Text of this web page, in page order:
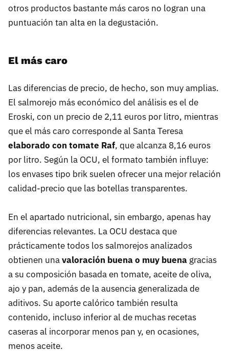
otros productos bastante más caros no logran una
puntuación tan alta en la degustación.
El más caro
Las diferencias de precio, de hecho, son muy amplias.
El salmorejo más económico del análisis es el de
Eroski, con un precio de 2,11 euros por litro, mientras
que el más caro corresponde al Santa Teresa
elaborado con tomate Raf, que alcanza 8,16 euros
por litro. Según la OCU, el formato también influye:
los envases tipo brik suelen ofrecer una mejor relación
calidad-precio que las botellas transparentes.
En el apartado nutricional, sin embargo, apenas hay
diferencias relevantes. La OCU destaca que
prácticamente todos los salmorejos analizados
obtienen unavaloración buena o muy buena gracias
a su composición basada en tomate, aceite de oliva,
ajo y pan, además de la ausencia generalizada de
aditivos. Su aporte calórico también resulta
contenido, incluso inferior al de muchas recetas
caseras al incorporar menos pan y, en ocasiones,
menos aceite.